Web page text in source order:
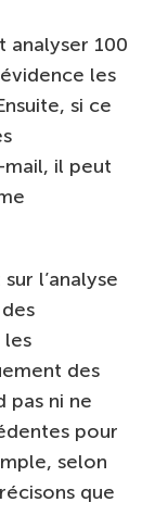
analyser 100
les
si ce
il peut
l’analyse
les
des
pas ni ne
pour
selon
que